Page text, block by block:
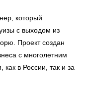
который
с выходом из
Проект создан
с многолетним
в России, так и за